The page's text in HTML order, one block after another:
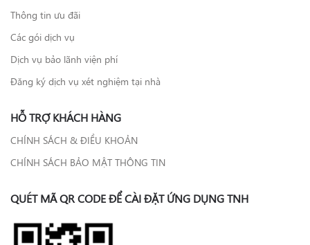
Thông tin ưu đãi
Các gói dịch vụ
Dịch vụ bảo lãnh viện phí
Đăng ký dịch vụ xét nghiệm tại nhà
HỖ TRỢ KHÁCH HÀNG
CHÍNH SÁCH & ĐIỀU KHOẢN
CHÍNH SÁCH BẢO MẬT THÔNG TIN
QUÉT MÃ QR CODE ĐỂ CÀI ĐẶT ỨNG DỤNG TNH